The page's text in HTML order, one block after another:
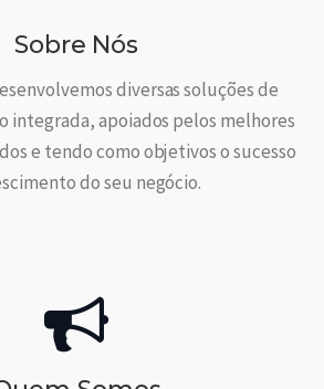
Sobre Nós
diversas soluções de
integrada, apoiados pelos melhores
e tendo como objetivos o sucesso
do seu negócio.